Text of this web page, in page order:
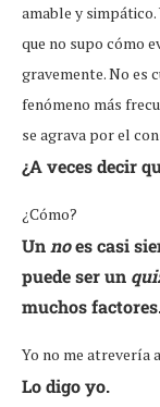
amable y simpático.
que no supo cómo
gravemente. No es
fenómeno más
se agrava por el
¿A veces decir
¿Cómo?
Un noes casi
puede ser un
muchos
Yo no me atrevería
Lo digo yo.